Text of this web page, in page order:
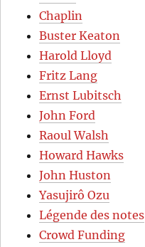
Chaplin
Buster Keaton
Harold Lloyd
Fritz Lang
Ernst Lubitsch
John Ford
Raoul Walsh
Howard Hawks
John Huston
Yasujirô Ozu
Légende des notes
Crowd Funding